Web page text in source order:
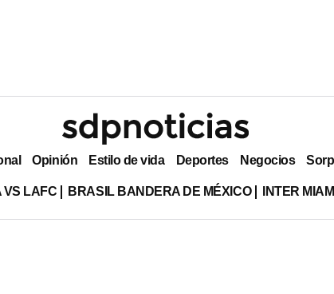
Opinión Estilo de vida Deportes Negocios
VS LAFC BRASIL BANDERA DE MÉXICO INTER